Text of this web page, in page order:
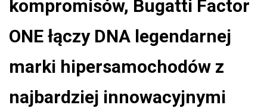
kompromisów, Bugatti Factor
ONE łączy DNA legendarnej
marki hipersamochodów z
najbardziej innowacyjnymi